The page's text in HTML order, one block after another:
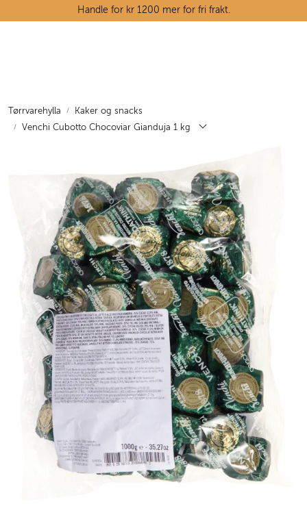
Skip to main contentHandle for kr 1200 mer for fri frakt.
Tørrvarehylla
Kaker og snacks
Venchi Cubotto Chocoviar Gianduja 1 kg
Tørrvarehylla
Oppskrifter
Kunnskapshjørnet